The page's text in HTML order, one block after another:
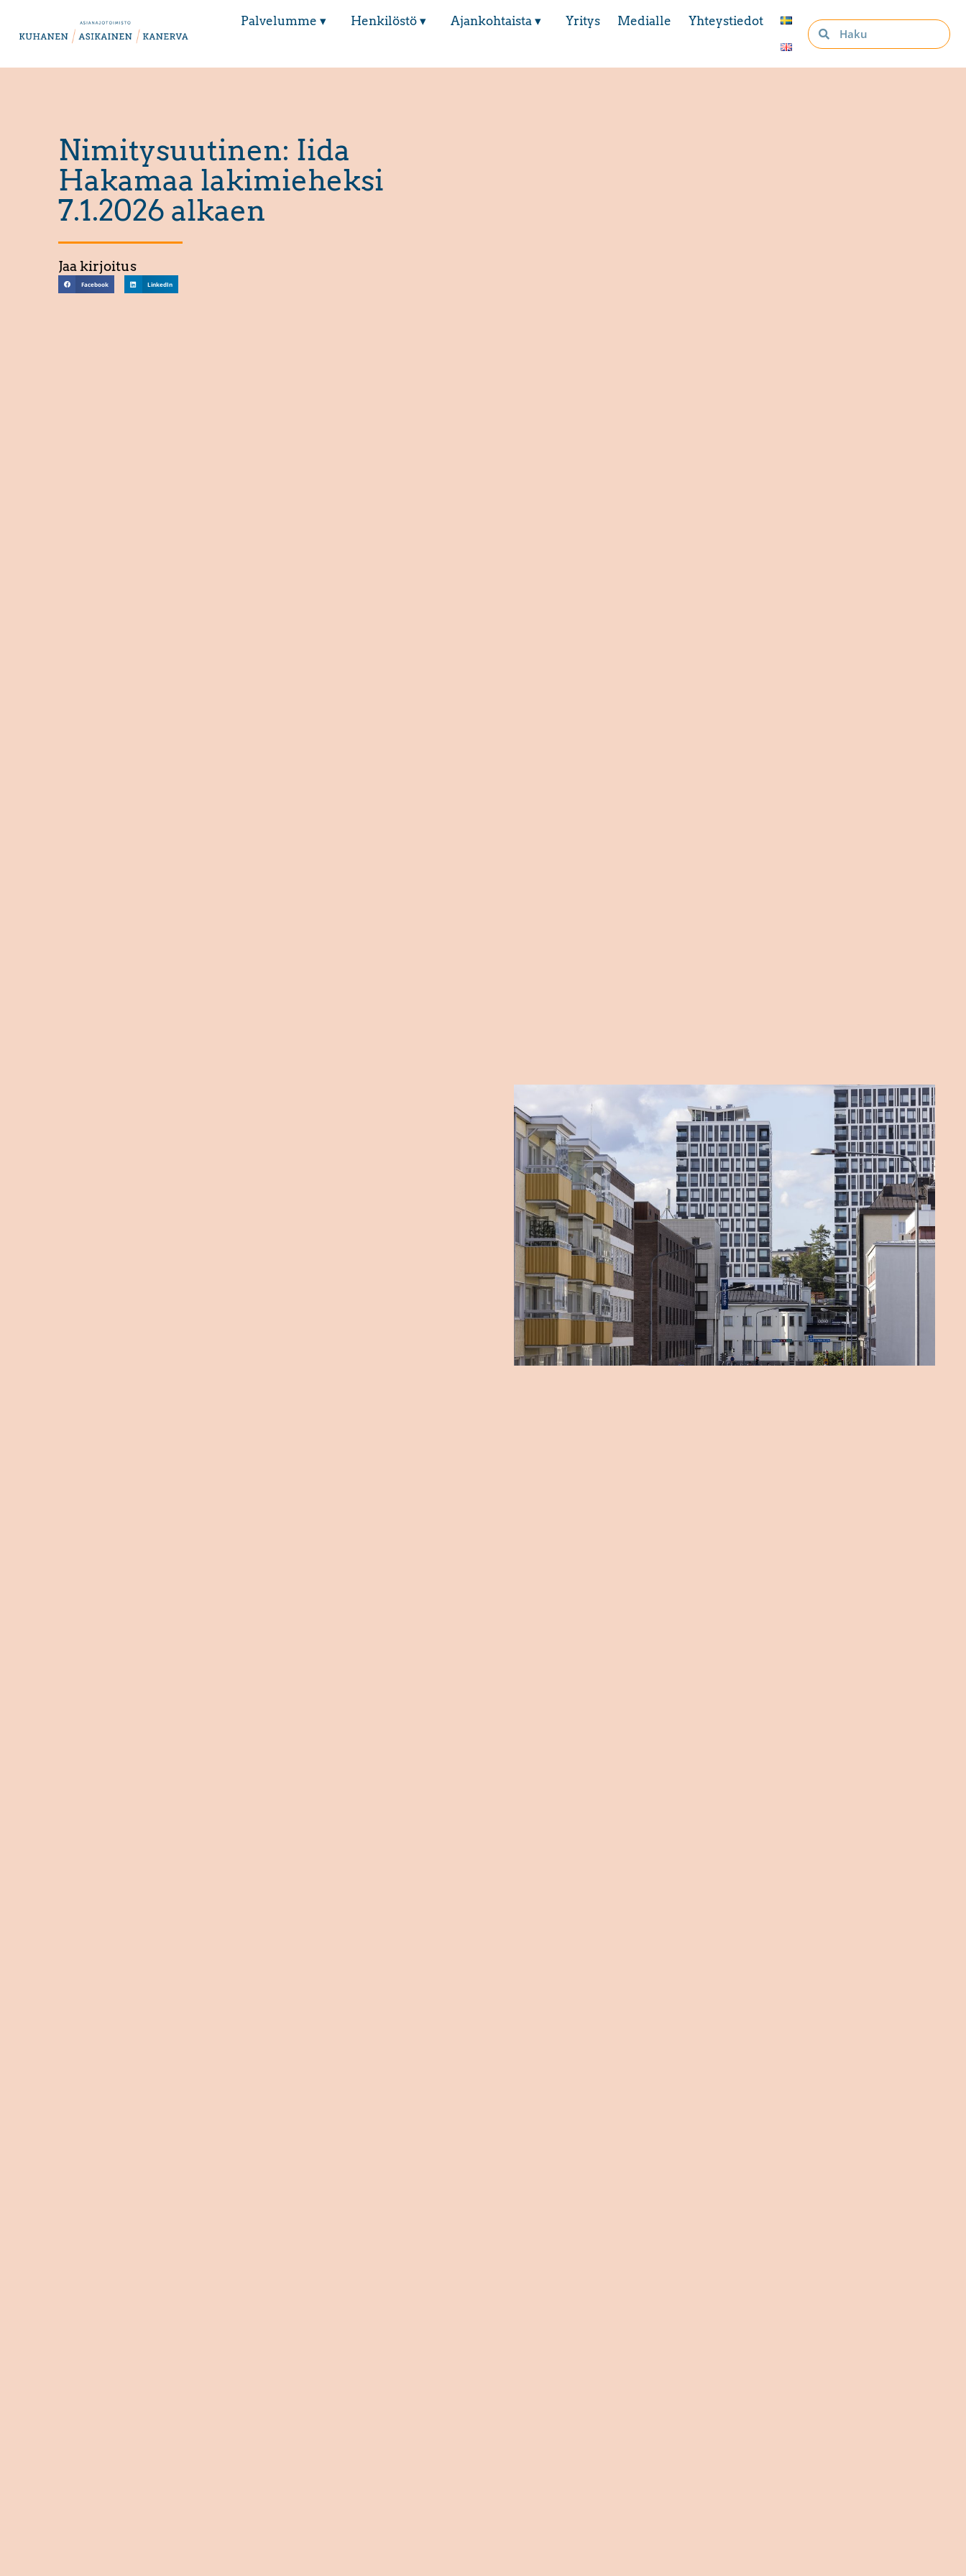
Palvelumme ▾ Henkilöstö ▾ Ajankohtaista ▾ Yritys Medialle Yhteystiedot
Nimitysuutinen: Iida
Hakamaa lakimieheksi
7.1.2026 alkaen
Jaa kirjoitus
Facebook LinkedIn